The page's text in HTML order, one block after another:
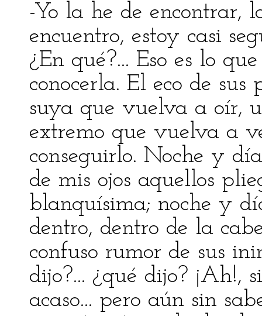
-Yo la he de encontrar,
encuentro, estoy casi
¿En qué?... Eso es lo
conocerla. El eco de
suya que vuelva a oír,
extremo que vuelva a
conseguirlo. Noche y
de mis ojos aquellos
blanquísima; noche y
dentro, dentro de la
confuso rumor de sus
dijo?... ¿qué dijo? ¡Ah!,
acaso... pero aún sin